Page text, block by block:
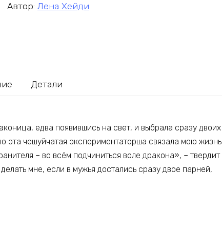
Автор: Лена Хейди
Детали
едва появившись на свет, и выбрала сразу двоих
эта чешуйчатая экспериментаторша связала мою жизнь
– во всём подчиниться воле дракона», – твердит
мне, если в мужья достались сразу двое парней,